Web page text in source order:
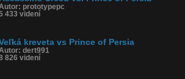
Autor: prototypepc
433 videní
kreveta vs Prince of Persia
Autor: dert991
826 videní